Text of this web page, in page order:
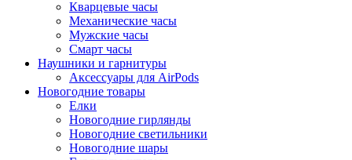
Кварцевые часы
Механические часы
Мужские часы
Смарт часы
Наушники и гарнитуры
Аксессуары для AirPods
Новогодние товары
Елки
Новогодние гирлянды
Новогодние светильники
Новогодние шары